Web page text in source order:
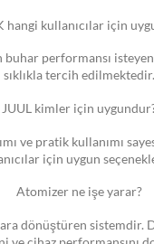
hangi kullanıcılar için
performansı
sıklıkla tercih edilmektedir.
JUUL kimler için
ve pratik kullanımı
için uygun
Atomizer ne işe yarar?
dönüştüren sistemdir.